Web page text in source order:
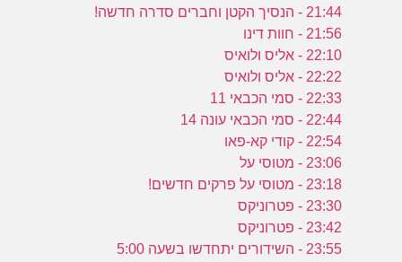
21:44 - הנסיך הקטן וחברים סדרה חדשה!
21:56 - חוות דינו
22:10 - אליס ולואיס
22:22 - אליס ולואיס
22:33 - סמי הכבאי 11
22:44 - סמי הכבאי עונה 14
22:54 - קודי קא-פאו
23:06 - מטוסי על
23:18 - מטוסי על פרקים חדשים!
23:30 - פטרוניקס
23:42 - פטרוניקס
23:55 - השידורים יתחדשו בשעה 5:00